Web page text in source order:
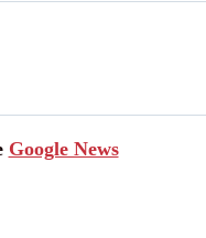
Google News